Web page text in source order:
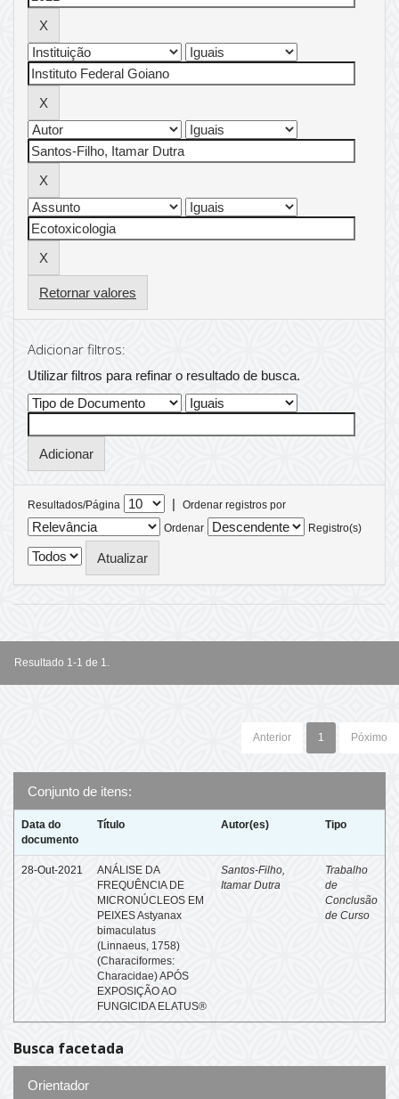
Retornar valores
Adicionar filtros:
Utilizar filtros para refinar o resultado de busca.
Resultados/Página |
Ordenar registros por
Ordenar
Registro(s)
Resultado 1-1 de 1.
Anterior 1 Póximo
Conjunto de itens:
Data do
documento
Título Autor(es) Tipo
28-Out-2021
ANÁLISE DA
FREQUÊNCIA DE
MICRONÚCLEOS EM
PEIXES Astyanax
bimaculatus
(Linnaeus, 1758)
(Characiformes:
Characidae) APÓS
EXPOSIÇÃO AO
FUNGICIDA ELATUS®
Santos-Filho,
Itamar Dutra
Trabalho
de
Conclusão
de Curso
Busca facetada
Orientador